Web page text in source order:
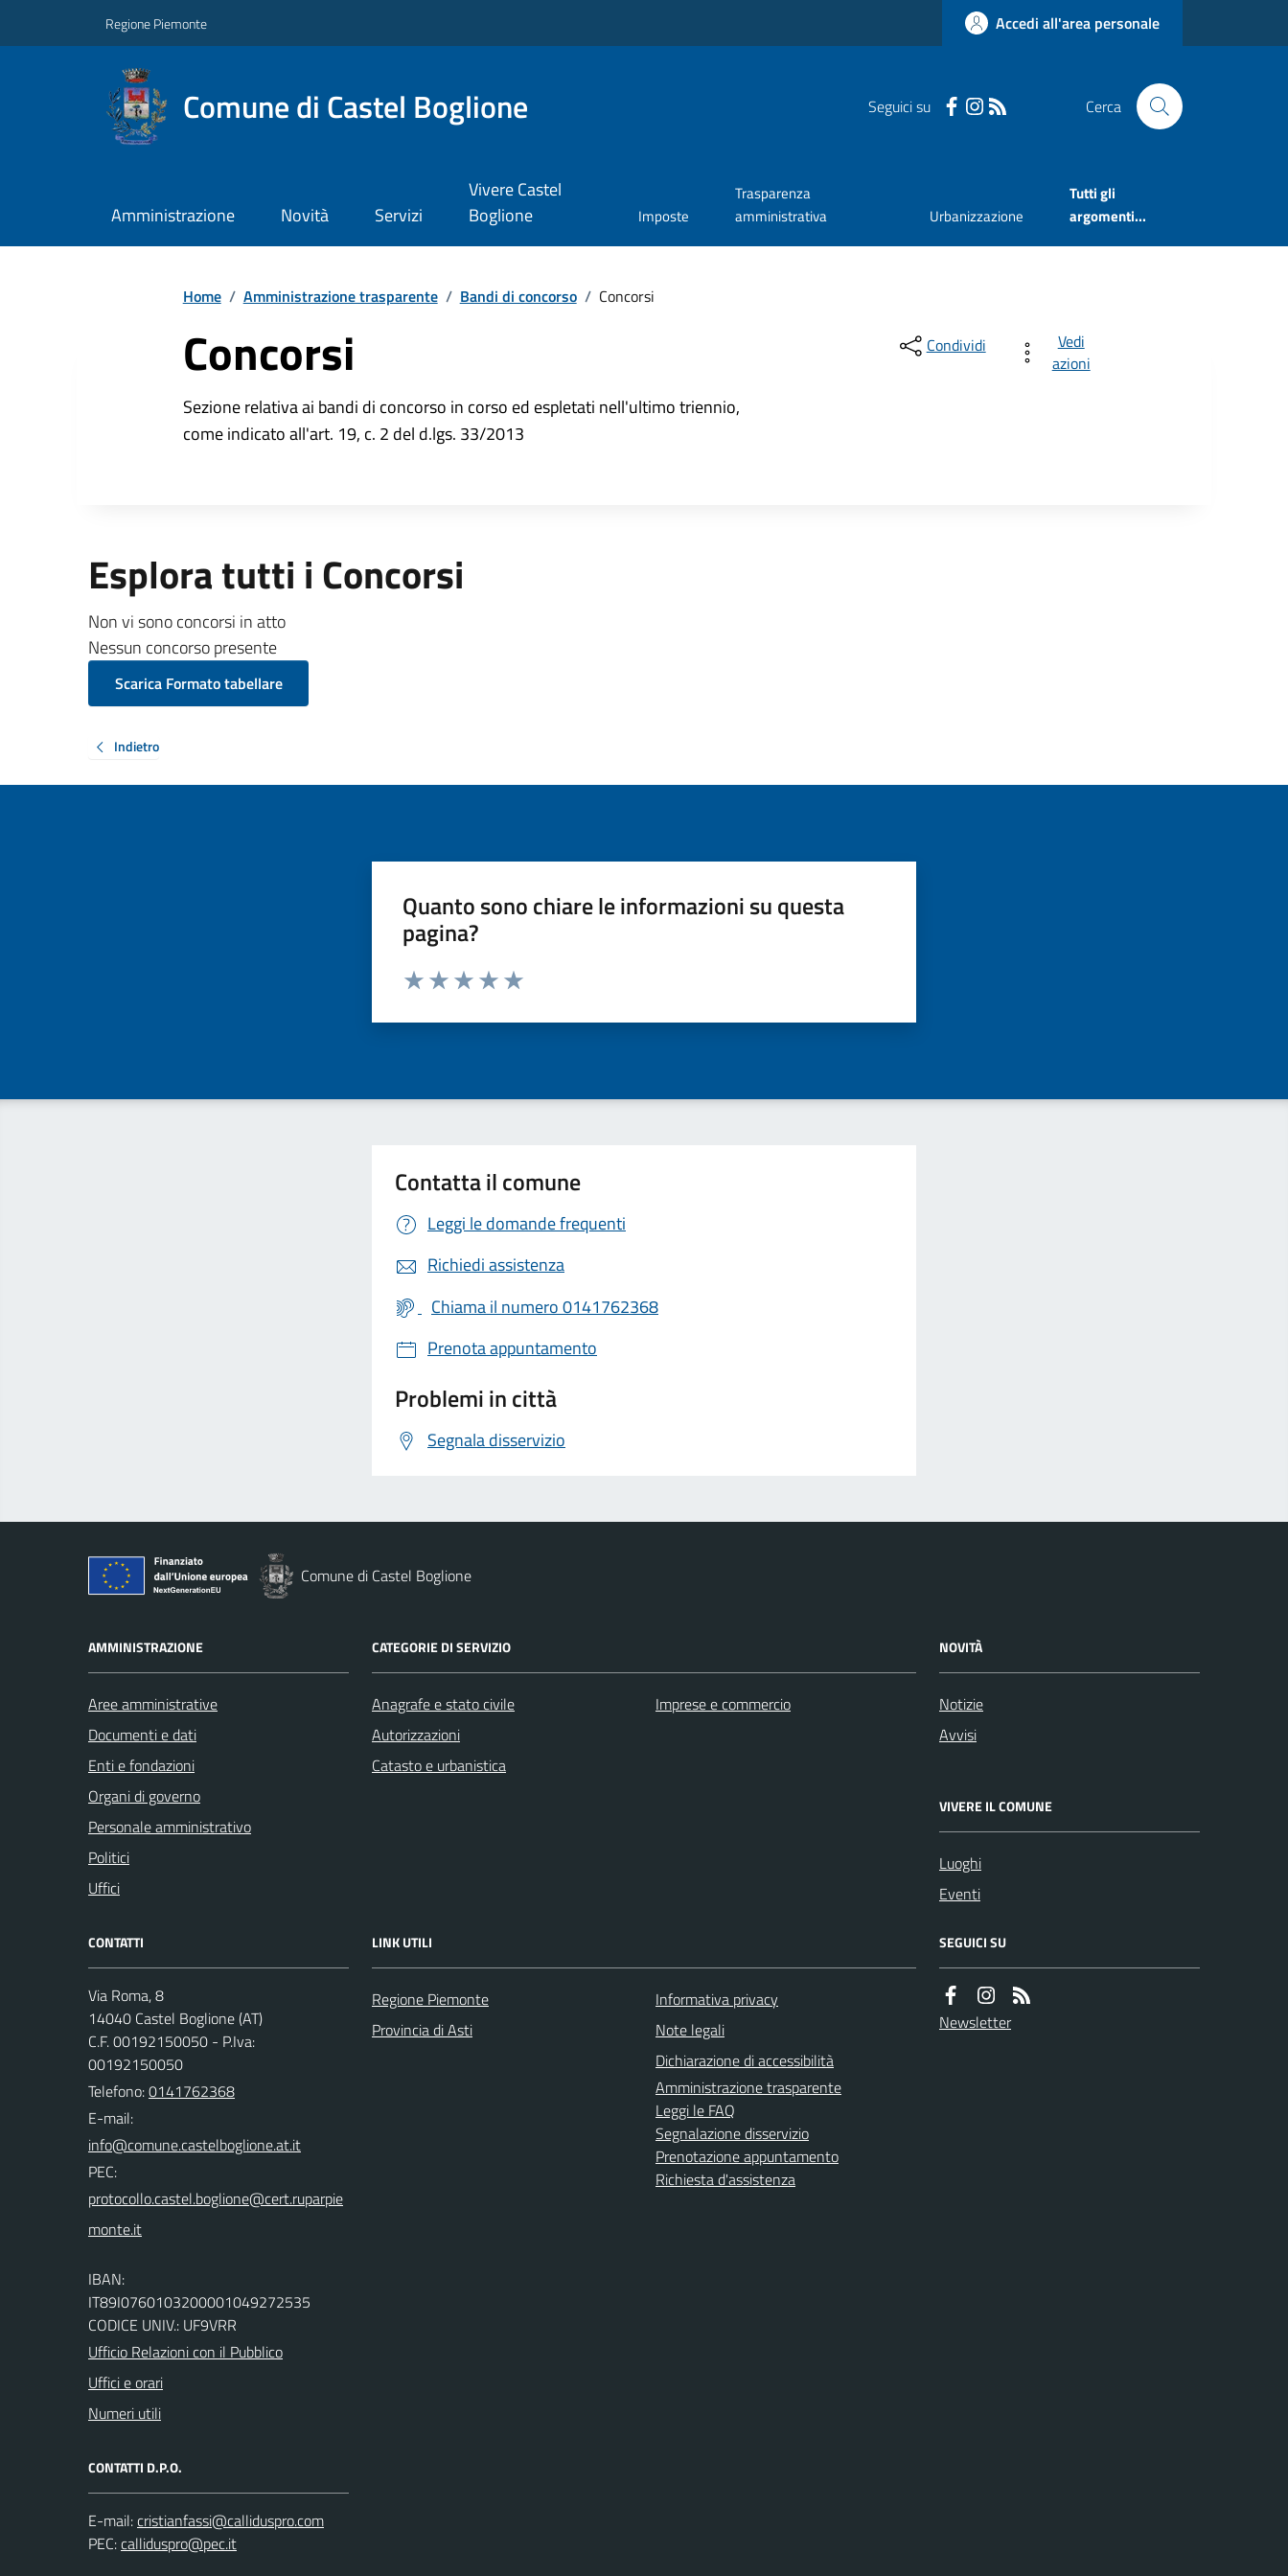
Regione Piemonte Accedi all'area personale
Comune di Castel Boglione Seguici su Cerca
Amministrazione Novità Servizi
Vivere Castel
Boglione
Imposte
Trasparenza
amministrativa
Urbanizzazione
Tutti gli
argomenti...
Home / Amministrazione trasparente / Bandi di concorso / Concorsi
Concorsi
Sezione relativa ai bandi di concorso in corso ed espletati nell'ultimo triennio,
come indicato all'art. 19, c. 2 del d.lgs. 33/2013
Condividi
Vedi
azioni
Esplora tutti i Concorsi
Non vi sono concorsi in atto
Nessun concorso presente
Scarica Formato tabellare
Indietro
Quanto sono chiare le informazioni su questa
pagina?
Valuta da 1 a 5 stelle la pagina
Contatta il comune
Leggi le domande frequenti
Richiedi assistenza
Chiama il numero 0141762368
Prenota appuntamento
Problemi in città
Segnala disservizio
Comune di Castel Boglione
AMMINISTRAZIONE
Aree amministrative
Documenti e dati
Enti e fondazioni
Organi di governo
Personale amministrativo
Politici
Uffici
CATEGORIE DI SERVIZIO
Anagrafe e stato civile
Autorizzazioni
Catasto e urbanistica
Imprese e commercio
NOVITÀ
Notizie
Avvisi
VIVERE IL COMUNE
Luoghi
Eventi
CONTATTI
Via Roma, 8
14040 Castel Boglione (AT)
C.F. 00192150050 - P.Iva:
00192150050
Telefono:0141762368
E-mail:
PEC:
IBAN:
IT89I0760103200001049272535
CODICE UNIV.: UF9VRR
Ufficio Relazioni con il Pubblico
Uffici e orari
Numeri utili
CONTATTI D.P.O.
E-mail:
PEC:
LINK UTILI
Regione Piemonte
Provincia di Asti
Informativa privacy
Note legali
Dichiarazione di accessibilità
Amministrazione trasparente
Leggi le FAQ
Segnalazione disservizio
Prenotazione appuntamento
Richiesta d'assistenza
SEGUICI SU
Newsletter